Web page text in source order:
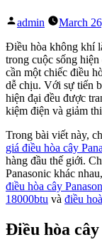
Posted
admin March
Điều hòa không khí
trong cuộc sống
cần một chiếc điều
dễ chịu. Với sự tiến
hiện đại đều được
kiệm điện và giảm
Trong bài viết này,
giá điều hòa cây
hàng đầu thế giới.
Panasonic khác
điều hòa cây
18000btu và điều
Điều hòa cây